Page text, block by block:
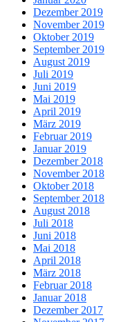
Dezember 2019
November 2019
Oktober 2019
September 2019
August 2019
Juli 2019
Juni 2019
Mai 2019
April 2019
März 2019
Februar 2019
Januar 2019
Dezember 2018
November 2018
Oktober 2018
September 2018
August 2018
Juli 2018
Juni 2018
Mai 2018
April 2018
März 2018
Februar 2018
Januar 2018
Dezember 2017